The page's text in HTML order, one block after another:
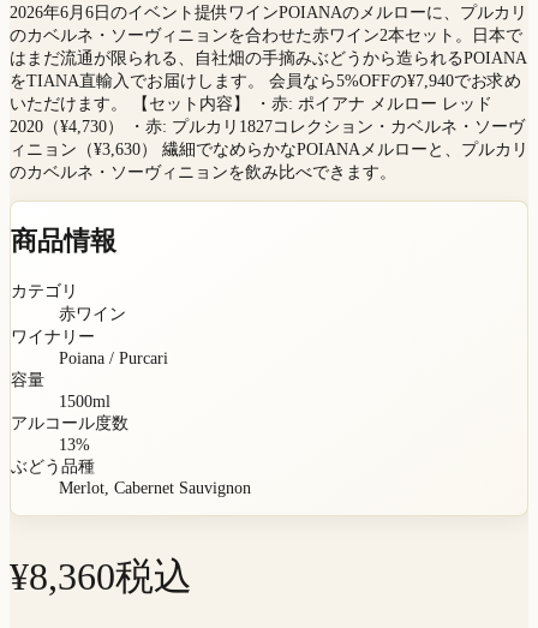
2026年6月6日のイベント提供ワインPOIANAのメルローに、プルカリ
のカベルネ・ソーヴィニョンを合わせた赤ワイン2本セット。日本で
はまだ流通が限られる、自社畑の手摘みぶどうから造られるPOIANA
をTIANA直輸入でお届けします。 会員なら5%OFFの¥7,940でお求め
いただけます。 【セット内容】 ・赤: ポイアナ メルロー レッド
2020（¥4,730） ・赤: プルカリ1827コレクション・カベルネ・ソーヴ
ィニョン（¥3,630） 繊細でなめらかなPOIANAメルローと、プルカリ
のカベルネ・ソーヴィニョンを飲み比べできます。
商品情報
カテゴリ
赤ワイン
ワイナリー
Poiana / Purcari
容量
1500ml
アルコール度数
13%
ぶどう品種
Merlot, Cabernet Sauvignon
¥8,360税込